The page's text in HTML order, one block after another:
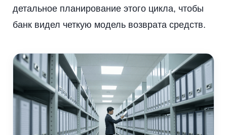
детальное планирование этого цикла, чтобы
банк видел четкую модель возврата средств.